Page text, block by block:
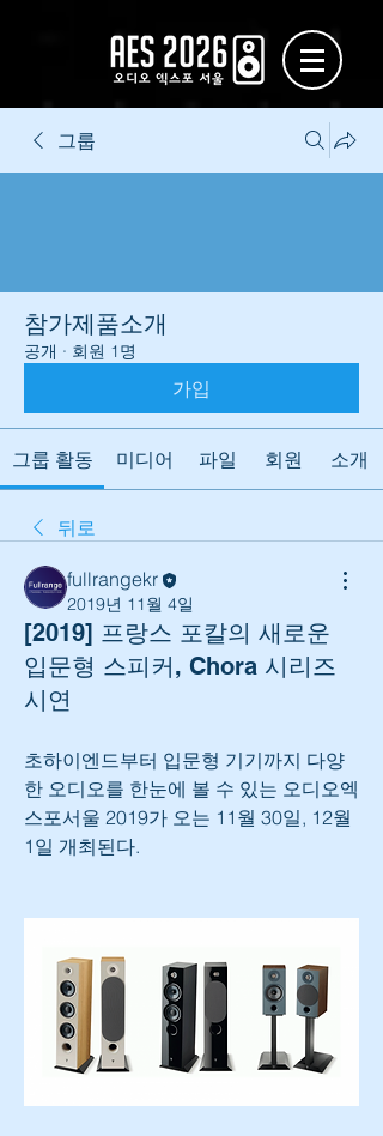
그룹
참가제품소개
공개 · 회원 1명
가입
그룹 활동 미디어 파일 회원 소개
뒤로
fullrangekr
2019년 11월 4일
[2019] 프랑스 포칼의 새로운
입문형 스피커, Chora 시리즈
시연
초하이엔드부터 입문형 기기까지 다양
한 오디오를 한눈에 볼 수 있는 오디오엑
스포서울 2019가 오는 11월 30일, 12월
1일 개최된다.